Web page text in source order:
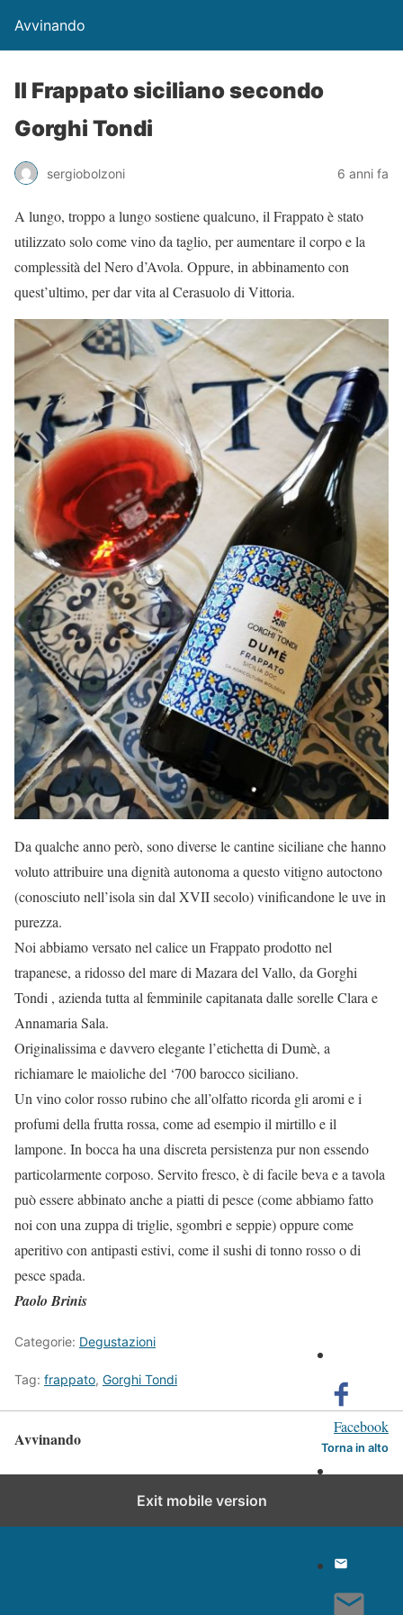
Avvinando
Il Frappato siciliano secondo
Gorghi Tondi
sergiobolzoni 6 anni fa
A lungo, troppo a lungo sostiene qualcuno, il Frappato è stato
utilizzato solo come vino da taglio, per aumentare il corpo e la
complessità del Nero d’Avola. Oppure, in abbinamento con
quest’ultimo, per dar vita al Cerasuolo di Vittoria.
Da qualche anno però, sono diverse le cantine siciliane che hanno
voluto attribuire una dignità autonoma a questo vitigno autoctono
(conosciuto nell’isola sin dal XVII secolo) vinificandone le uve in
purezza.
Noi abbiamo versato nel calice un Frappato prodotto nel
trapanese, a ridosso del mare di Mazara del Vallo, da Gorghi
Tondi , azienda tutta al femminile capitanata dalle sorelle Clara e
Annamaria Sala.
Originalissima e davvero elegante l’etichetta di Dumè, a
richiamare le maioliche del ‘700 barocco siciliano.
Un vino color rosso rubino che all’olfatto ricorda gli aromi e i
profumi della frutta rossa, come ad esempio il mirtillo e il
lampone. In bocca ha una discreta persistenza pur non essendo
particolarmente corposo. Servito fresco, è di facile beva e a tavola
può essere abbinato anche a piatti di pesce (come abbiamo fatto
noi con una zuppa di triglie, sgombri e seppie) oppure come
aperitivo con antipasti estivi, come il sushi di tonno rosso o di
pesce spada.
Paolo Brinis
Facebook
Twitter
Categorie: Degustazioni
Tag: frappato, Gorghi Tondi
Avvinando Torna in alto
Exit mobile version